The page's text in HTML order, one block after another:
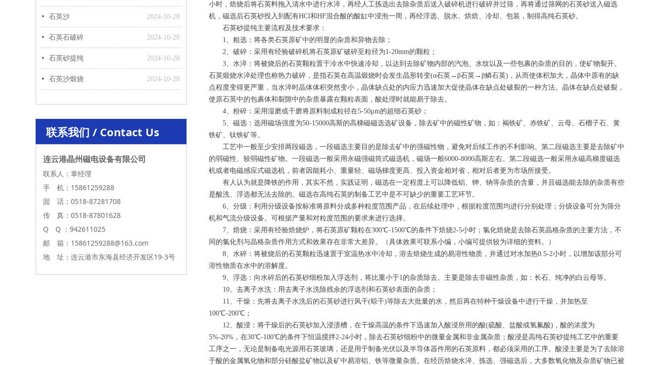
小时，焙烧后将石英料拖入清水中进行水淬，再经人工拣选出去除杂质后送入破碎机进行破碎并过筛，再将通过筛网的石英砂送入磁选
机，磁选后石英砂投入到配有HCl和HF混合酸的酸缸中浸泡一周，再经浮选、脱水、烘焙、冷却、包装，制得高纯石英砂。
石英砂提纯主要流程及技术要求：
1、粗选：将各类石英原矿中的明显的杂质和异物去除；
2、破碎：采用有经验破碎机将石英原矿破碎至粒径为1-20mm的颗粒；
3、水淬：将被烧后的石英颗粒置于冷水中快速冷却，以达到去除矿物内部的汽泡、水纹以及一些包裹的杂质的目的，使矿物裂开。
石英煅烧水淬处理也称热力破碎，是指石英在高温煅烧时会发生晶形转变(α石英→β石英→β鳞石英)，从而使体积加大，晶体中原有的缺
点程度变得更严重，当水淬时晶体体积突然变小，晶体缺点处的内应力迅速加大促使晶体在缺点处破裂的一种方法。晶体在缺点处破裂，
使原石英中的包裹体和裂隙中的杂质暴露在颗粒表面，酸处理时就能易于除去。
4、粉碎：采用湿磨或干磨将原料制成粒径在5-50μm的超细石英砂；
5、磁选：选用磁场强度为50-15000高斯的高梯磁磁选选矿设备，除去矿中的磁性矿物，如：褐铁矿、赤铁矿、云母、石榴子石、黄
铁矿、钛铁矿等。
工艺中一般至少安排两段磁选，一段磁选主要目的是除去矿中的强磁性物，避免对后续工作的不利影响。第二段磁选主要是去除矿中
的弱磁性、较弱磁性矿物。一段磁选一般采用永磁强磁筒式磁选机，磁场一般6000-8000高斯左右。第二段磁选一般采用永磁高梯度磁选
机或者电磁感应式磁选机，前者因能耗小、重量轻、磁场梯度更高、投入资金相对省，相对后者更为市场所接受。
有人认为就是降铁的作用，其实不然，实践证明，磁选在一定程度上可以降低铝、钾、钠等杂质的含量，并且磁选能去除的杂质有些
是酸洗、浮选都无法去除的。磁选在高纯石英的制备工艺中是不可缺少的重要工艺环节。
6、分级：利用分级设备按标准将原料分成多种粒度范围产品，在后续处理中，根据粒度范围均进行分别处理；分级设备可分为筛分
机和气流分级设备。可根据产量和对粒度范围的要求来进行选择。
7、焙烧：采用有经验焙烧炉，将石英原矿颗粒在300℃-1500℃的条件下焙烧2-5小时；氯化焙烧是去除石英晶格杂质的主要方法，不
同的氯化剂与晶格杂质作用方式和效果存在非常大差异。（具体效果可联系小编，小编可提供较为详细的资料。）
8、水碎：将被烧后的石英颗粒迅速置于室温热水中冷却，溶去焙烧生成的易溶性物质，并通过对水加热0.5-2小时，以增加该部分可
溶性物质在水中的溶解度。
9、浮选：向水碎后的石英砂细粉加入浮选剂，将比重小于1的杂质除去。主要是除去非磁性杂质，如：长石、纯净的白云母等。
10、去离子水洗：用去离子水洗除残余的浮选剂和石英砂表面的杂质；
11、干燥：先将去离子水洗后的石英砂进行风干(晾干)等除去大批量的水，然后再在特种干燥设备中进行干燥，并加热至
100℃-200℃；
12、酸浸：将干燥后的石英砂加入浸渍槽，在干燥高温的条件下迅速加入酸浸所用的酸(硫酸、盐酸或氢氟酸)，酸的浓度为
5%-20%，在30℃-100℃的条件下恒温搅拌2-24小时，除去石英砂细粉中的微量金属和非金属杂质；酸浸是高纯石英砂提纯工艺中的重要
工序之一，无论是制备电光源用石英玻璃，还是用于制备光伏以及半导体器件用的石英原料，都必须采用的工序。酸浸主要是为了去除溶
于酸的金属氧化物和部分硅酸盐矿物以及矿中易溶铝、铁等微量杂质。在经历焙烧水淬、拣选、强磁选后，大多数氧化物及杂质矿物已被
2024-10-28
넷 石英沙
2024-10-28
넷 石英石破碎
2024-10-28
넷 石英砂提纯
2024-10-28
넷 石英沙煅烧
联系我们 / Contact Us
联系我们/ Contact Us
连云港晶州磁电设备有限公司
联系人：掌经理
手 机：15861259288
固 话：0518-87281708
传 真：0518-87801628
Q Q ：942611025
邮 箱：15861259288@163.com
地 址：连云港市东海县经济开发区19-3号